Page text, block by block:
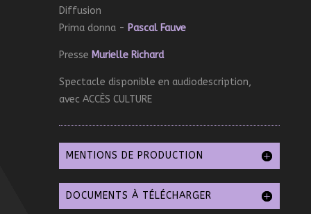
Diffusion
Prima donna - Pascal Fauve
Presse Murielle Richard
Spectacle disponible en audiodescription,
avec ACCÈS CULTURE
MENTIONS DE PRODUCTION
DOCUMENTS À TÉLÉCHARGER